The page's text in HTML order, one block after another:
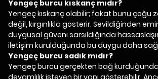
Yengeç burcu kıskanç mıdır?
Yengeç kıskanç olabilir; fakat bunu çoğu
değil, kırgınlıkla gösterir. Sevildiğinden
duygusal güveni sarsıldığında
iletişim kurulduğunda bu duygu daha
Yengeç burcu sadık mıdır?
Yengeç burcu gerçekten bağ kurduğunda
devamlılık isteyen bir yapı gösterebilir.